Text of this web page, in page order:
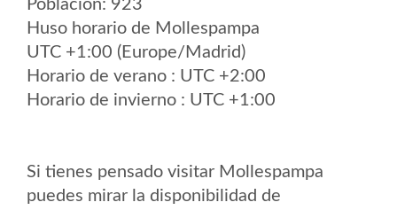
Poblacion: 923
Huso horario de Mollespampa
UTC +1:00 (Europe/Madrid)
Horario de verano : UTC +2:00
Horario de invierno : UTC +1:00
Si tienes pensado visitar Mollespampa
puedes mirar la disponibilidad de